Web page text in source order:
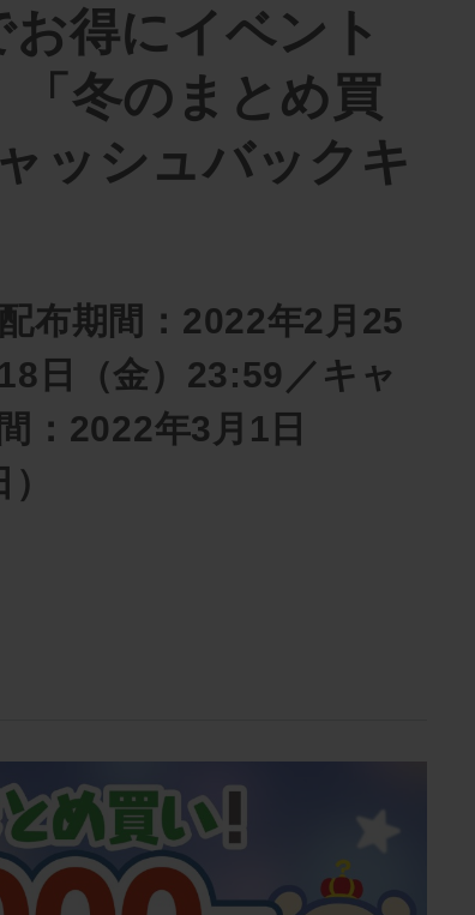
得にイベント
「冬のまとめ買
ッシュバックキ
布期間：2022年2月25
日（金）23:59／キャ
：2022年3月1日